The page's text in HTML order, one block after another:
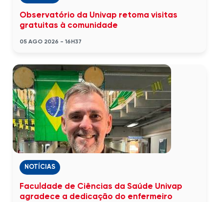
Observatório da Univap retoma visitas
gratuitas à comunidade
05 AGO 2026 - 16H37
NOTÍCIAS
Faculdade de Ciências da Saúde Univap
agradece a dedicação do enfermeiro